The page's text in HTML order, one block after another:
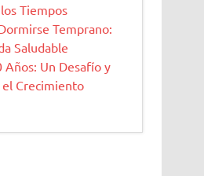
Tiempos
Temprano:
Saludable
Años: Un Desafío y
Crecimiento